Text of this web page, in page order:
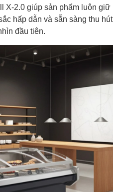
X-2.0 giúp sản phẩm luôn giữ
hấp dẫn và sẵn sàng thu hút
đầu tiên.